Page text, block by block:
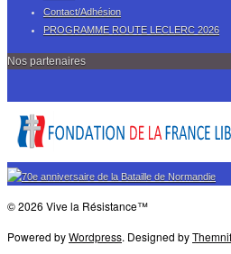
Contact/Adhésion
PROGRAMME ROUTE LECLERC 2026
Nos partenaires
© 2026 Vive la Résistance™
Powered byWordpress. Designed by